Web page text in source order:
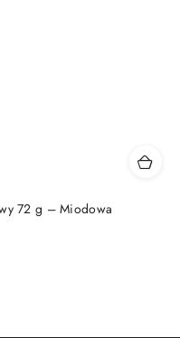
72 g – Miodowa